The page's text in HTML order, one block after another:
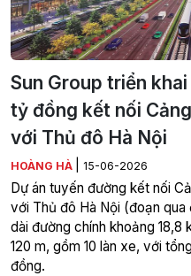
Sun Group triển
tỷ đồng kết nối
với Thủ đô Hà Nội
HOÀNG HÀ 15-06-2026
Dự án tuyến đường kết nối
với Thủ đô Hà Nội (đoạn
dài đường chính khoảng
120 m, gồm 10 làn xe, với
đồng.